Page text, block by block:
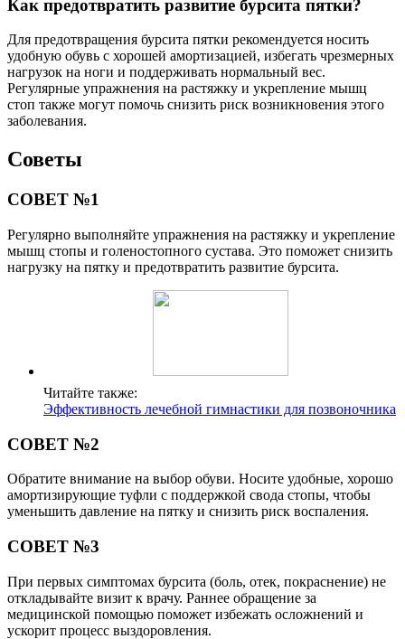
Как предотвратить развитие бурсита пятки?
Для предотвращения бурсита пятки рекомендуется носить
удобную обувь с хорошей амортизацией, избегать чрезмерных
нагрузок на ноги и поддерживать нормальный вес.
Регулярные упражнения на растяжку и укрепление мышц
стоп также могут помочь снизить риск возникновения этого
заболевания.
Советы
СОВЕТ №1
Регулярно выполняйте упражнения на растяжку и укрепление
мышц стопы и голеностопного сустава. Это поможет снизить
нагрузку на пятку и предотвратить развитие бурсита.
Читайте также:
Эффективность лечебной гимнастики для позвоночника
СОВЕТ №2
Обратите внимание на выбор обуви. Носите удобные, хорошо
амортизирующие туфли с поддержкой свода стопы, чтобы
уменьшить давление на пятку и снизить риск воспаления.
СОВЕТ №3
При первых симптомах бурсита (боль, отек, покраснение) не
откладывайте визит к врачу. Раннее обращение за
медицинской помощью поможет избежать осложнений и
ускорит процесс выздоровления.